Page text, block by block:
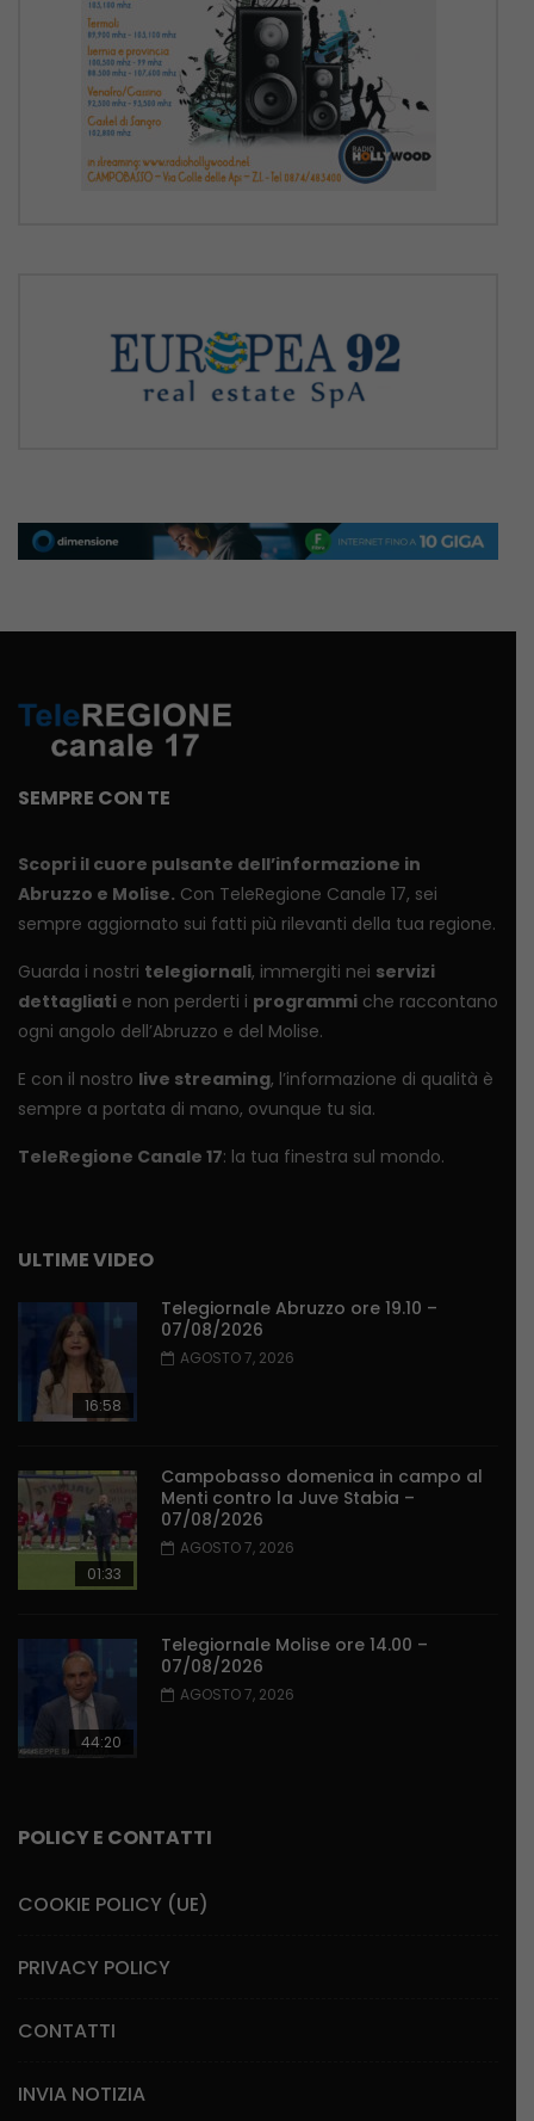
SEMPRE CON TE
Scopri il cuore pulsante dell’informazione in
Abruzzo e Molise. Con TeleRegione Canale 17, sei
sempre aggiornato sui fatti più rilevanti della tua regione.
Guarda i nostri telegiornali, immergiti nei servizi
dettagliati e non perderti i programmi che raccontano
ogni angolo dell’Abruzzo e del Molise.
E con il nostro live streaming, l’informazione di qualità è
sempre a portata di mano, ovunque tu sia.
TeleRegione Canale 17: la tua finestra sul mondo.
ULTIME VIDEO
16:58
Telegiornale Abruzzo ore 19.10 –
07/08/2026
AGOSTO 7, 2026
01:33
Campobasso domenica in campo al
Menti contro la Juve Stabia –
07/08/2026
AGOSTO 7, 2026
44:20
Telegiornale Molise ore 14.00 –
07/08/2026
AGOSTO 7, 2026
POLICY E CONTATTI
COOKIE POLICY (UE)
PRIVACY POLICY
CONTATTI
INVIA NOTIZIA